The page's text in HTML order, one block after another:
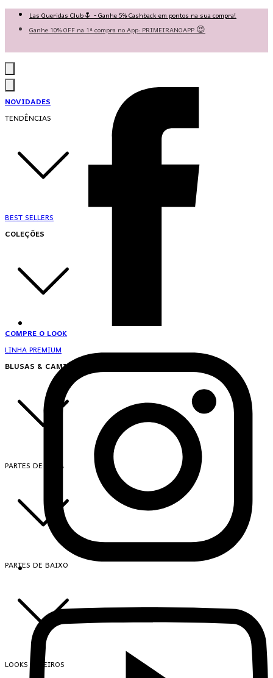
Las Queridas Club🌷 - Ganhe 5% Cashback em pontos na sua compra!
Ganhe 10% OFF na 1ª compra no App: PRIMEIRANOAPP 😍
NOVIDADES
TENDÊNCIAS
BEST SELLERS
COLEÇÕES
COMPRE O LOOK
LINHA PREMIUM
BLUSAS & CAMISAS
PARTES DE CIMA
PARTES DE BAIXO
LOOKS INTEIROS